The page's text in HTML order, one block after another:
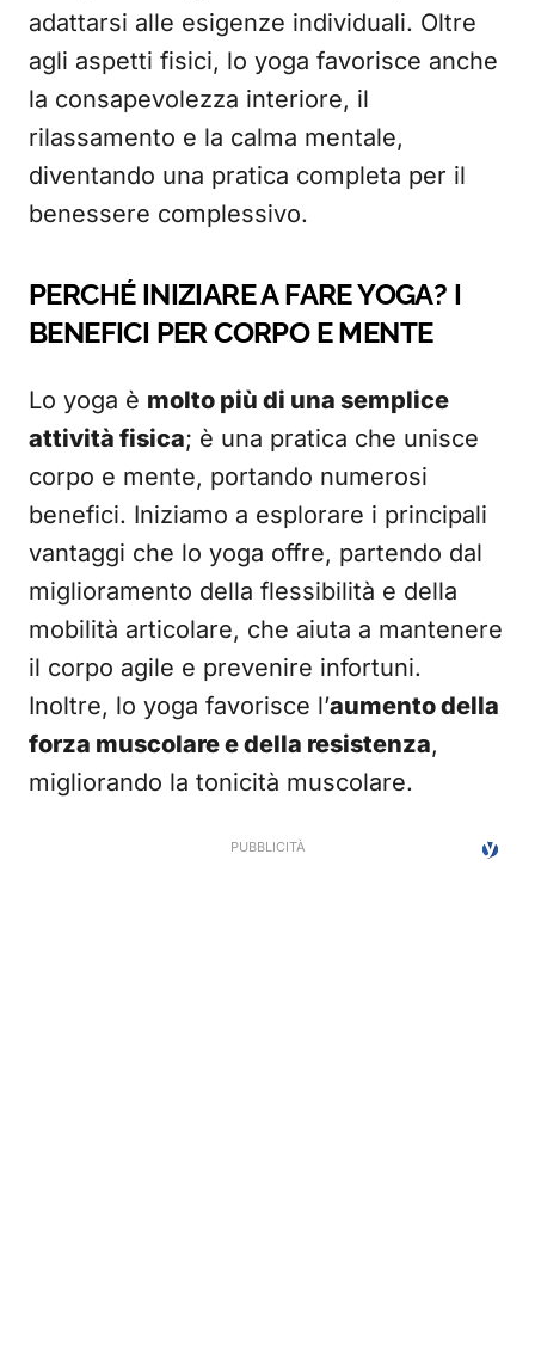
adattarsi alle esigenze individuali. Oltre
agli aspetti fisici, lo yoga favorisce anche
la consapevolezza interiore, il
rilassamento e la calma mentale,
diventando una pratica completa per il
benessere complessivo.
PERCHÉ INIZIARE A FARE YOGA? I
BENEFICI PER CORPO E MENTE
Lo yoga è molto più di una semplice
attività fisica; è una pratica che unisce
corpo e mente, portando numerosi
benefici. Iniziamo a esplorare i principali
vantaggi che lo yoga offre, partendo dal
miglioramento della flessibilità e della
mobilità articolare, che aiuta a mantenere
il corpo agile e prevenire infortuni.
Inoltre, lo yoga favorisce l’aumento della
forza muscolare e della resistenza,
migliorando la tonicità muscolare.